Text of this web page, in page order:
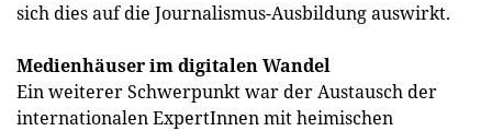
sich dies auf die Journalismus-Ausbildung auswirkt.
Medienhäuser im digitalen Wandel
Ein weiterer Schwerpunkt war der Austausch der
internationalen ExpertInnen mit heimischen